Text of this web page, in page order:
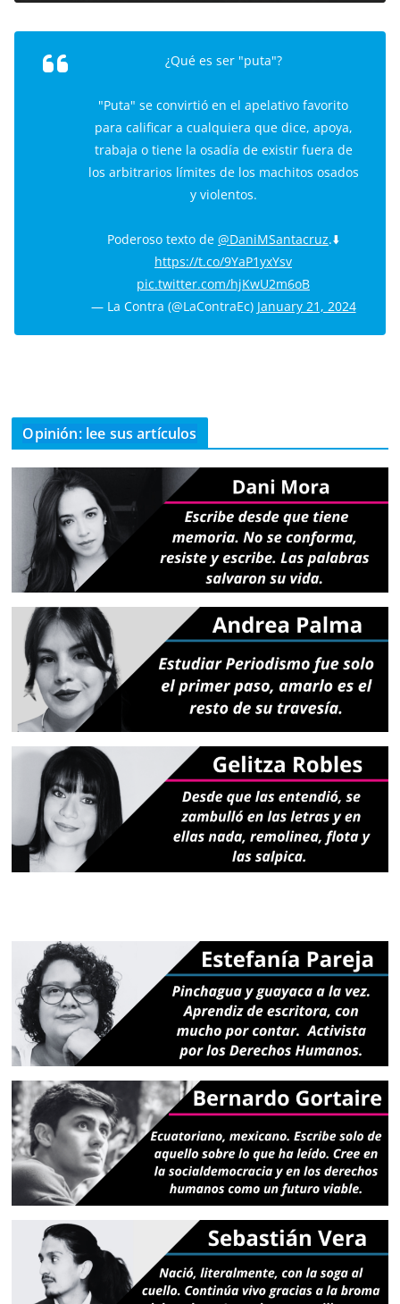
¿Qué es ser "puta"?
"Puta" se convirtió en el apelativo favorito
para calificar a cualquiera que dice, apoya,
trabaja o tiene la osadía de existir fuera de
los arbitrarios límites de los machitos osados
y violentos.
Poderoso texto de @DaniMSantacruz.⬇️
https://t.co/9YaP1yxYsv
pic.twitter.com/hjKwU2m6oB
— La Contra (@LaContraEc) January 21, 2024
Opinión: lee sus artículos